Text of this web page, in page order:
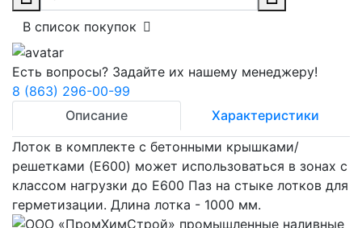
В список покупок
Есть вопросы? Задайте их нашему менеджеру!
8 (863) 296-00-99
Описание
Характеристики
Лоток в комплекте с бетонными крышками/
решетками (E600) может использоваться в зонах с
классом нагрузки до E600 Паз на стыке лотков для
герметизации. Длина лотка - 1000 мм.